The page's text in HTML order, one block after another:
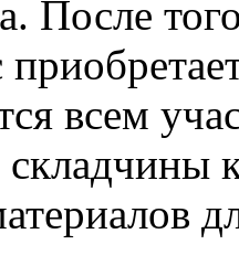
После
всем